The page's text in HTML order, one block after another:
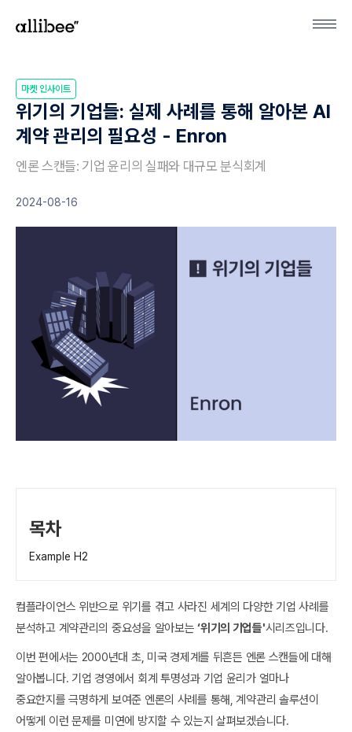
마켓 인사이트
위기의 기업들: 실제 사례를 통해 알아본 AI
계약 관리의 필요성 - Enron
엔론 스캔들: 기업 윤리의 실패와 대규모 분식회계
2024-08-16
목차
Example H2
컴플라이언스 위반으로 위기를 겪고 사라진 세계의 다양한 기업 사례를
분석하고 계약관리의 중요성을 알아보는‘위기의 기업들'시리즈입니다.
이번 편에서는 2000년대 초, 미국 경제계를 뒤흔든 엔론 스캔들에 대해
알아봅니다. 기업 경영에서 회계 투명성과 기업 윤리가 얼마나
중요한지를 극명하게 보여준 엔론의 사례를 통해, 계약관리 솔루션이
어떻게 이런 문제를 미연에 방지할 수 있는지 살펴보겠습니다.